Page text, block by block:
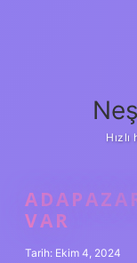
VAR
Tarih: Ekim 4, 2024